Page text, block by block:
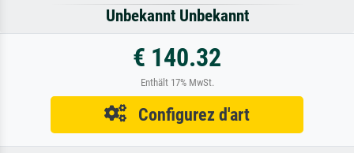
Unbekannt Unbekannt
€ 140.32
Enthält 17% MwSt.
Configurez d'art